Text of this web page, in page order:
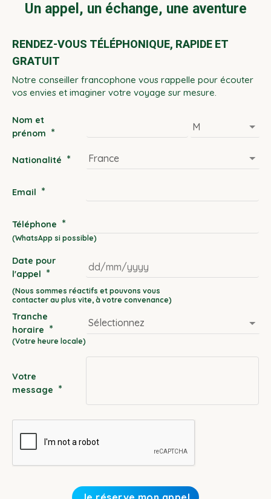
Un appel, un échange, une aventure
RENDEZ-VOUS TÉLÉPHONIQUE, RAPIDE ET
GRATUIT
Notre conseiller francophone vous rappelle pour écouter
vos envies et imaginer votre voyage sur mesure.
Nom et
prénom *
Nationalité *
Email *
Téléphone *
Date pour
l'appel *
DD
slash
MM
slash
Tranche
horaire *
Votre
message *